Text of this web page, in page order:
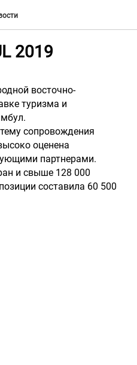
2019
восточно-
туризма и
сопровождения
оценена
партнерами.
и свыше 128 000
составила 60 500